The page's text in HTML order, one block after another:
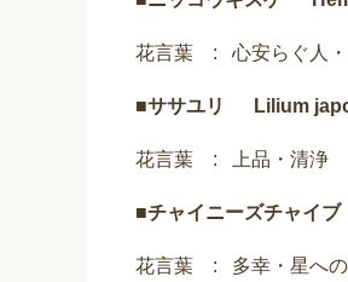
花言葉 : 心安らぐ人・
■ササユリ Lilium
花言葉 : 上品・清浄
■チャイニーズチャイ
花言葉 : 多幸・星への